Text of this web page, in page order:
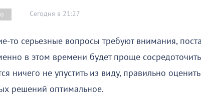
Сегодня в 21:27
то серьезные вопросы требуют внимания,
в этом времени будет проще
ничего не упустить из виду, правильно
решений оптимальное.